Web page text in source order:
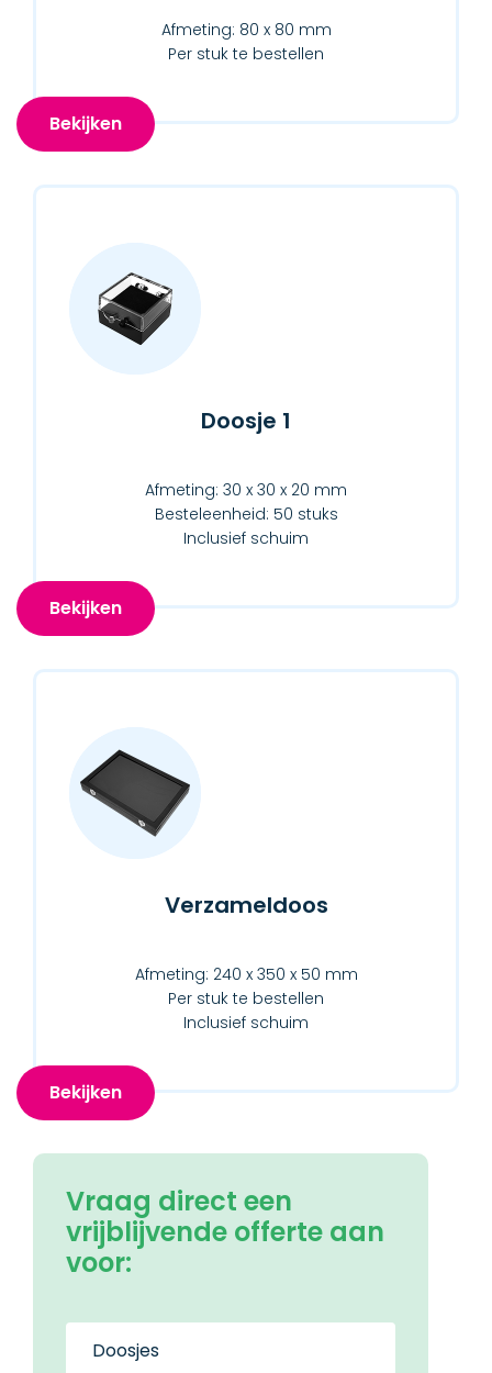
Afmeting: 80 x 80 mm
Per stuk te bestellen
Bekijken
Doosje 1
Afmeting: 30 x 30 x 20 mm
Besteleenheid: 50 stuks
Inclusief schuim
Bekijken
Verzameldoos
Afmeting: 240 x 350 x 50 mm
Per stuk te bestellen
Inclusief schuim
Bekijken
Vraag direct een
vrijblijvende offerte aan
voor: